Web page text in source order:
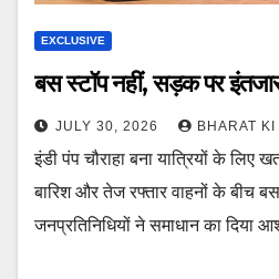
EXCLUSIVE
बस स्टॉप नहीं, सड़क पर
JULY 30, 2026 BHARAT KI
इंडी पंप चौराहा बना यात्रियों के लिए
बारिश और तेज रफ्तार वाहनों के बीच
जनप्रतिनिधियों ने समाधान का दिया